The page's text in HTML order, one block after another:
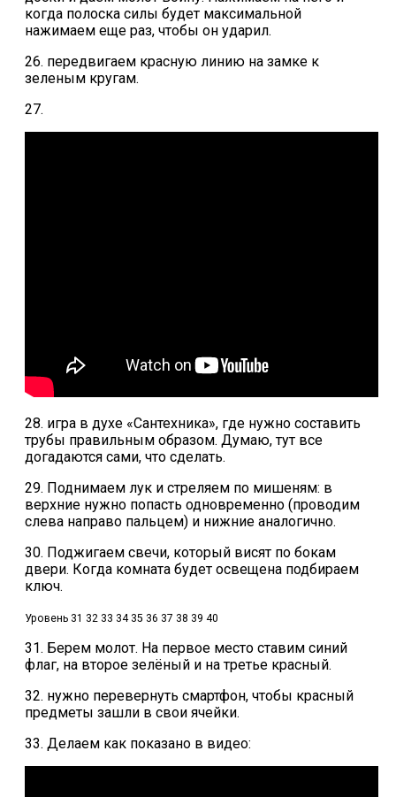
когда полоска силы будет максимальной
нажимаем еще раз, чтобы он ударил.
26. передвигаем красную линию на замке к
зеленым кругам.
27.
28. игра в духе «Сантехника», где нужно составить
трубы правильным образом. Думаю, тут все
догадаются сами, что сделать.
29. Поднимаем лук и стреляем по мишеням: в
верхние нужно попасть одновременно (проводим
слева направо пальцем) и нижние аналогично.
30. Поджигаем свечи, который висят по бокам
двери. Когда комната будет освещена подбираем
ключ.
Уровень 31 32 33 34 35 36 37 38 39 40
31. Берем молот. На первое место ставим синий
флаг, на второе зелёный и на третье красный.
32. нужно перевернуть смартфон, чтобы красный
предметы зашли в свои ячейки.
33. Делаем как показано в видео: